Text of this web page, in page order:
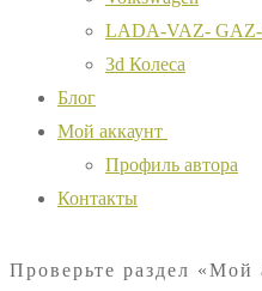
LADA-VAZ-
3d Колеса
Блог
Мой аккаунт
Профиль автора
Контакты
Проверьте раздел «Мой